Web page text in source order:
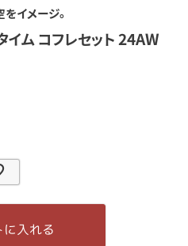
イメージ。
イム コフレセット 24AW
に入れる